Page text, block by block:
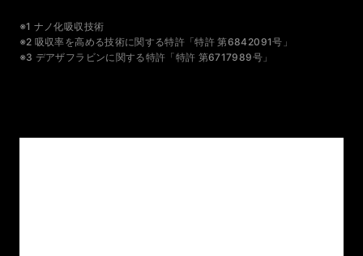
※1 ナノ化吸収技術
※2 吸収率を高める技術に関する特許「特許 第6842091号」
※3 デアザフラビンに関する特許「特許 第6717989号」